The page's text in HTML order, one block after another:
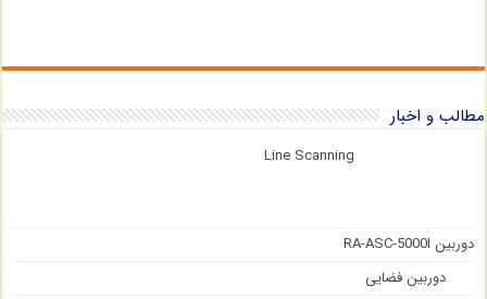
مطالب و اخبار
Line Scanning
دوربین RA-ASC-5000I
دوربین فضایی